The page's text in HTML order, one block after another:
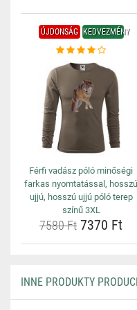
ÚJDONSÁG KEDVEZMÉNY
Férfi vadász póló minőségi
farkas nyomtatással, hosszú
ujjú, hosszú ujjú póló terep
színű 3XL
7580 Ft 7370 Ft
INNE PRODUKTY